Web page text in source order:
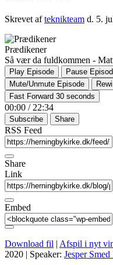
Skrevet afteknikteam d. 5.
Prædikener
Så vær da fuldkommen -
Play Episode
Pause
Mute/Unmute Episode
Fast Forward 30 seconds
00:00 / 22:34
Subscribe Share
RSS Feed
Share
Link
Embed
Download fil | Afspil i nyt
2020 | Speaker: Jesper